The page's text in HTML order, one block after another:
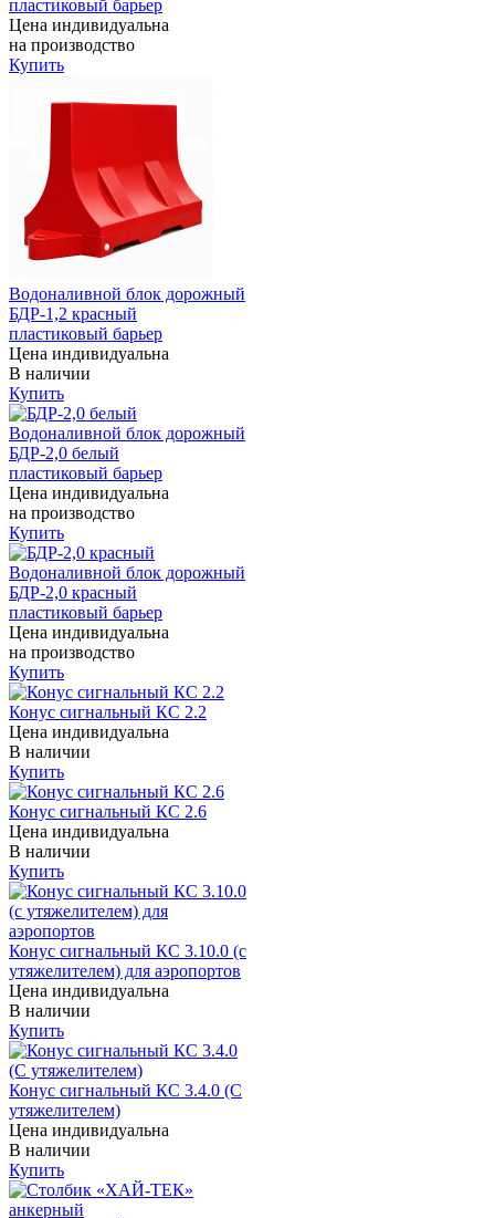
пластиковый барьер
Цена индивидуальна
на производство
Купить
Водоналивной блок дорожный
БДР-1,2 красный
пластиковый барьер
Цена индивидуальна
В наличии
Купить
Водоналивной блок дорожный
БДР-2,0 белый
пластиковый барьер
Цена индивидуальна
на производство
Купить
Водоналивной блок дорожный
БДР-2,0 красный
пластиковый барьер
Цена индивидуальна
на производство
Купить
Конус сигнальный КС 2.2
Цена индивидуальна
В наличии
Купить
Конус сигнальный КС 2.6
Цена индивидуальна
В наличии
Купить
Конус сигнальный КС 3.10.0 (с
утяжелителем) для аэропортов
Цена индивидуальна
В наличии
Купить
Конус сигнальный КС 3.4.0 (С
утяжелителем)
Цена индивидуальна
В наличии
Купить